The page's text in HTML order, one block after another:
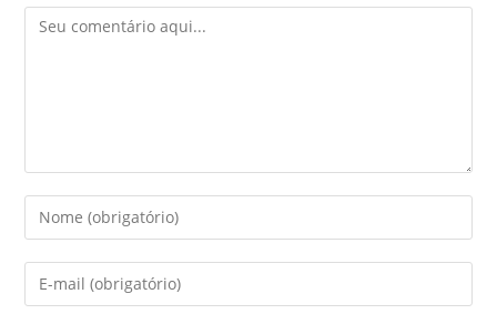
Comentário
Digite
seu
nome
ou
Digite
seu